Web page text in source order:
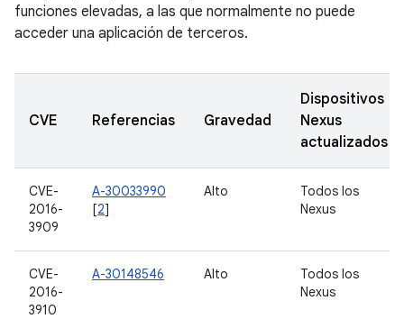
funciones elevadas, a las que normalmente no puede
acceder una aplicación de terceros.
CVE Referencias Gravedad
Dispositivos
Nexus
actualizados
CVE-
2016-
3909
A-30033990
[2]
Alto
Todos los
Nexus
CVE-
2016-
3910
A-30148546 Alto
Todos los
Nexus